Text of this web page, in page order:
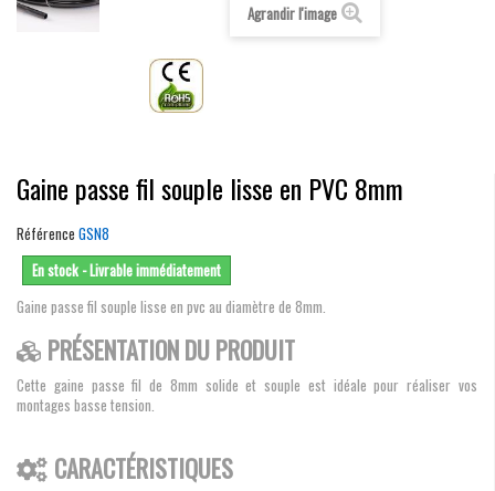
Agrandir l'image
Gaine passe fil souple lisse en PVC 8mm
Référence GSN8
En stock - Livrable immédiatement
Gaine passe fil souple lisse en pvc au diamètre de 8mm.
PRÉSENTATION DU PRODUIT
Cette gaine passe fil de 8mm solide et souple est idéale pour réaliser vos
montages basse tension.
CARACTÉRISTIQUES